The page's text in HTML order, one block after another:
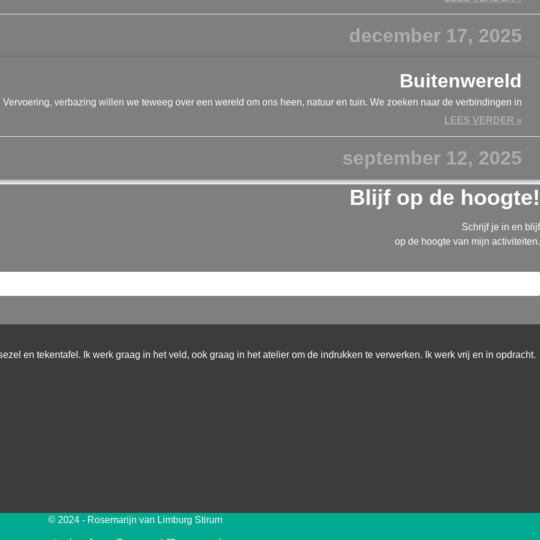
december 17, 2025
Buitenwereld
Vervoering, verbazing willen we teweeg over een wereld om ons heen, natuur en tuin. We zoeken naar de verbindingen in
LEES VERDER »
september 12, 2025
Blijf op de hoogte!
Schrijf je in en blijf
op de hoogte van mijn activiteiten.
en tekentafel. Ik werk graag in het veld, ook graag in het atelier om de indrukken te verwerken. Ik werk vrij en in opdracht.
© 2024 - Rosemarijn van Limburg Stirum